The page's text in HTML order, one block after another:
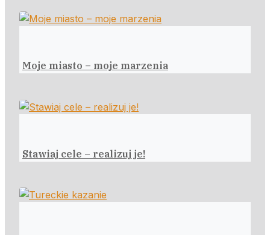
Moje miasto – moje marzenia
Stawiaj cele – realizuj je!